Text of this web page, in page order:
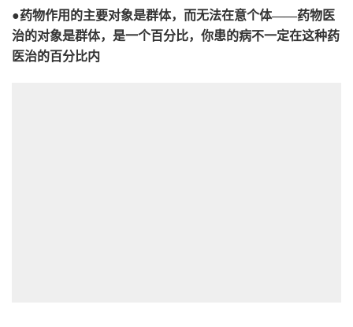
●药物作用的主要对象是群体，而无法在意个体——药物医
治的对象是群体，是一个百分比，你患的病不一定在这种药
医治的百分比内